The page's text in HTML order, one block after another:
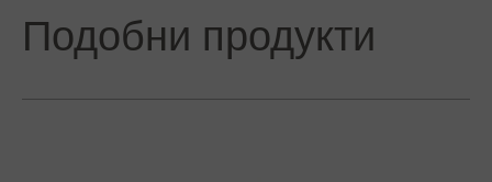
Подобни продукти